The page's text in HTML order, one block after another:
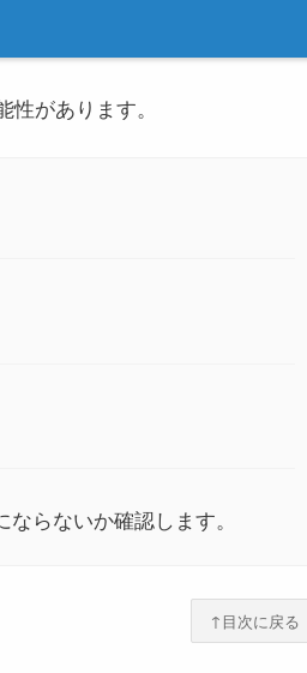
があります。
らないか確認します。
↑目次に戻る